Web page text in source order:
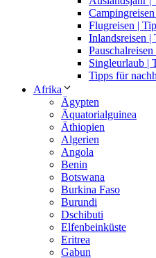
Flugreisen |
Inlandsreisen |
Singleurlaub |
Tipps für
Afrika
Ägypten
Äquatorialguinea
Äthiopien
Algerien
Angola
Benin
Botswana
Burkina Faso
Burundi
Dschibuti
Elfenbeinküste
Eritrea
Gabun